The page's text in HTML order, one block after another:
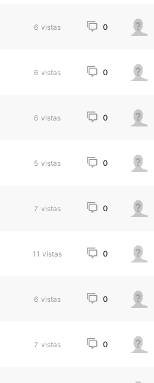
6 vistas 0
6 vistas 0
6 vistas 0
5 vistas 0
7 vistas 0
11 vistas 0
6 vistas 0
7 vistas 0